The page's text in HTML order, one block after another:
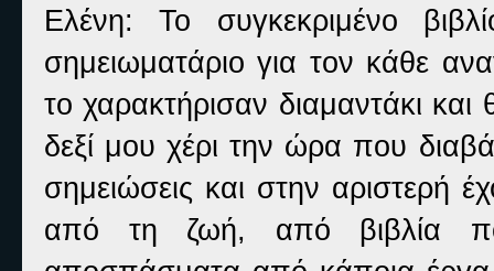
Ελένη: Το συγκεκριμένο
σημειωματάριο για τον κάθε
το χαρακτήρισαν διαμαντάκι
δεξί μου χέρι την ώρα που
σημειώσεις και στην αριστερή
από τη ζωή, από βιβλία